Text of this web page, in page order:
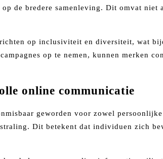
de bredere samenleving. Dit omvat
op inclusiviteit en diversiteit, wat
op te nemen, kunnen merken
online communicatie
geworden voor zowel
Dit betekent dat individuen zich